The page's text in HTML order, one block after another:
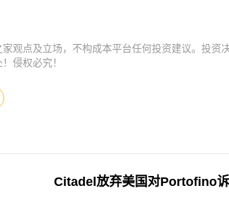
观点及立场，不构成本平台任何投资建议。投资
侵权必究！
Citadel放弃美国对Portofino